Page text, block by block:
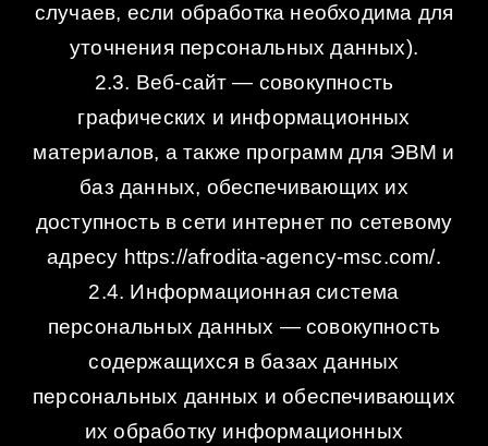
случаев, если обработка необходима для
уточнения персональных данных).
2.3. Веб-сайт — совокупность
графических и информационных
материалов, а также программ для ЭВМ и
баз данных, обеспечивающих их
доступность в сети интернет по сетевому
адресу https://afrodita-agency-msc.com/.
2.4. Информационная система
персональных данных — совокупность
содержащихся в базах данных
персональных данных и обеспечивающих
их обработку информационных